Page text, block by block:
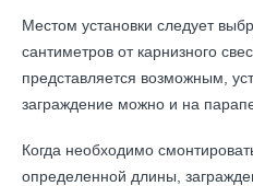
Местом установки следует
сантиметров от карнизного
представляется возможным,
заграждение можно и на
Когда необходимо
определенной длины,